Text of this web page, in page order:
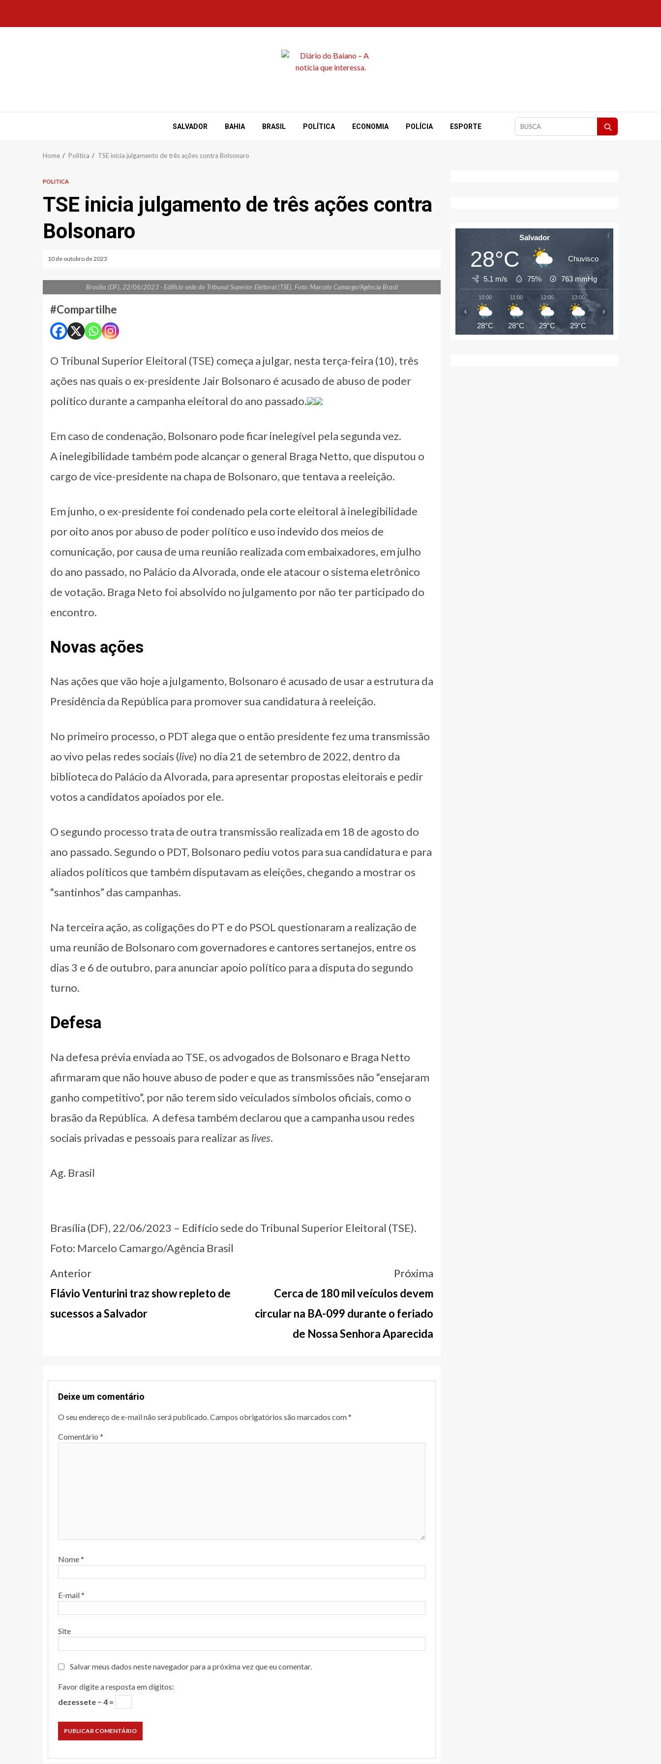
content
SALVADOR BAHIA BRASIL POLÍTICA ECONOMIA POLÍCIA ESPORTE
Pesquisar
Home Politica TSE inicia julgamento de três ações contra Bolsonaro
POLITICA
TSE inicia julgamento de três ações contra
Bolsonaro
10 de outubro de 2023
Brasília (DF), 22/06/2023 - Edifício sede do Tribunal Superior Eleitoral (TSE). Foto: Marcelo Camargo/Agência Brasil
#Compartilhe
O Tribunal Superior Eleitoral (TSE) começa a julgar, nesta terça-feira (10), três
ações nas quais o ex-presidente Jair Bolsonaro é acusado de abuso de poder
político durante a campanha eleitoral do ano passado.
Em caso de condenação, Bolsonaro pode ficar inelegível pela segunda vez.
A inelegibilidade também pode alcançar o general Braga Netto, que disputou o
cargo de vice-presidente na chapa de Bolsonaro, que tentava a reeleição.
Em junho, o ex-presidente foi condenado pela corte eleitoral à inelegibilidade
por oito anos por abuso de poder político e uso indevido dos meios de
comunicação, por causa de uma reunião realizada com embaixadores, em julho
do ano passado, no Palácio da Alvorada, onde ele atacour o sistema eletrônico
de votação. Braga Neto foi absolvido no julgamento por não ter participado do
encontro.
Novas ações
Nas ações que vão hoje a julgamento, Bolsonaro é acusado de usar a estrutura da
Presidência da República para promover sua candidatura à reeleição.
No primeiro processo, o PDT alega que o então presidente fez uma transmissão
ao vivo pelas redes sociais (live) no dia 21 de setembro de 2022, dentro da
biblioteca do Palácio da Alvorada, para apresentar propostas eleitorais e pedir
votos a candidatos apoiados por ele.
O segundo processo trata de outra transmissão realizada em 18 de agosto do
ano passado. Segundo o PDT, Bolsonaro pediu votos para sua candidatura e para
aliados políticos que também disputavam as eleições, chegando a mostrar os
“santinhos” das campanhas.
Na terceira ação, as coligações do PT e do PSOL questionaram a realização de
uma reunião de Bolsonaro com governadores e cantores sertanejos, entre os
dias 3 e 6 de outubro, para anunciar apoio político para a disputa do segundo
turno.
Defesa
Na defesa prévia enviada ao TSE, os advogados de Bolsonaro e Braga Netto
afirmaram que não houve abuso de poder e que as transmissões não “ensejaram
ganho competitivo”, por não terem sido veiculados símbolos oficiais, como o
brasão da República. A defesa também declarou que a campanha usou redes
sociais privadas e pessoais para realizar as lives.
Ag. Brasil
Brasília (DF), 22/06/2023 – Edifício sede do Tribunal Superior Eleitoral (TSE).
Foto: Marcelo Camargo/Agência Brasil
Navegação
entre
notícias
Anterior
Flávio Venturini traz show repleto de
sucessos a Salvador
Próxima
Cerca de 180 mil veículos devem
circular na BA-099 durante o feriado
de Nossa Senhora Aparecida
Deixe um comentário
O seu endereço de e-mail não será publicado. Campos obrigatórios são marcados com*
Comentário *
Nome*
E-mail*
Site
Salvar meus dados neste navegador para a próxima vez que eu comentar.
Favor digite a resposta em dígitos:
dezessete − 4 =
Salvador
28°C Chuvisco
5.1 m/s 75% 763mmHg
10:00
28°C
11:00
28°C
12:00
29°C
13:00
29°C
14:00
28°C
‹ ›